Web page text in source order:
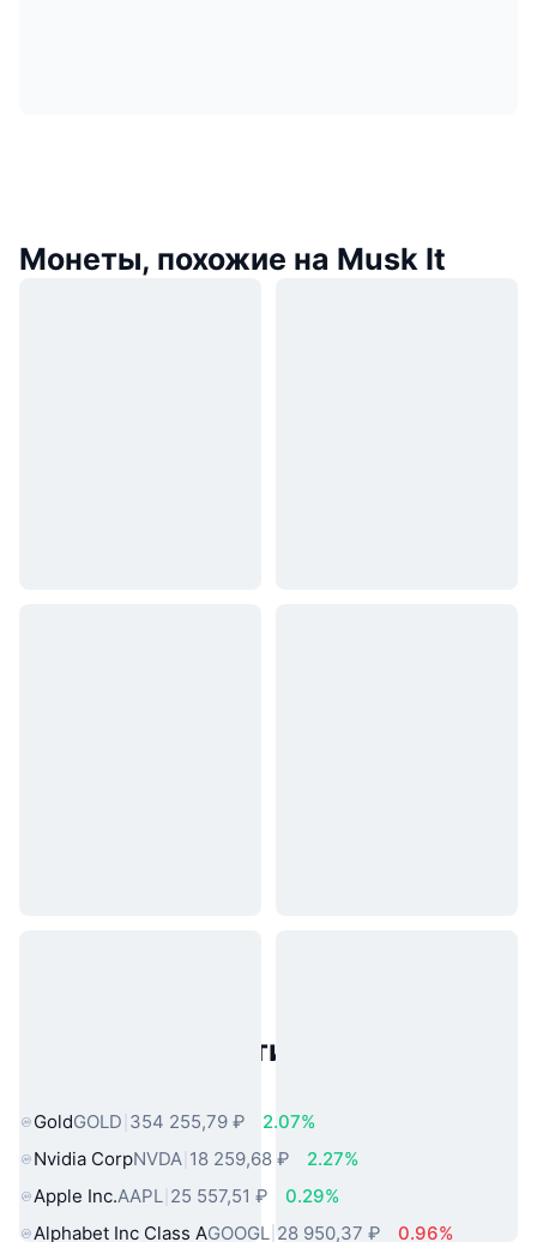
Монеты, похожие на Musk It
Популярные активы реального
GoldGOLD 354 255,79 ₽
2.07%
Nvidia CorpNVDA 18 259,68 ₽
2.27%
Apple Inc.AAPL 25 557,51 ₽
0.29%
Alphabet Inc Class AGOOGL 28 950,37 ₽ 0.96%